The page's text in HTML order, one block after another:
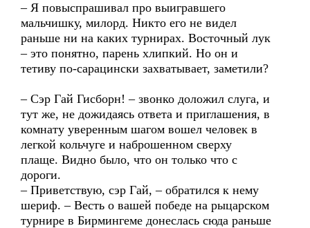
– Я повыспрашивал про выигравшего
мальчишку, милорд. Никто его не видел
раньше ни на каких турнирах. Восточный лук
– это понятно, парень хлипкий. Но он и
тетиву по-сарацински захватывает, заметили?
– Сэр Гай Гисборн! – звонко доложил слуга, и
тут же, не дожидаясь ответа и приглашения, в
комнату уверенным шагом вошел человек в
легкой кольчуге и наброшенном сверху
плаще. Видно было, что он только что с
дороги.
– Приветствую, сэр Гай, – обратился к нему
шериф. – Весть о вашей победе на рыцарском
турнире в Бирмингеме донеслась сюда раньше